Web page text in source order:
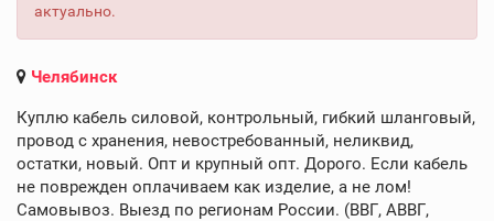
актуально.
Челябинск
Куплю кабель силовой, контрольный, гибкий шланговый,
провод с хранения, невостребованный, неликвид,
остатки, новый. Опт и крупный опт. Дорого. Если кабель
не поврежден оплачиваем как изделие, а не лом!
Самовывоз. Выезд по регионам России. (ВВГ, АВВГ,